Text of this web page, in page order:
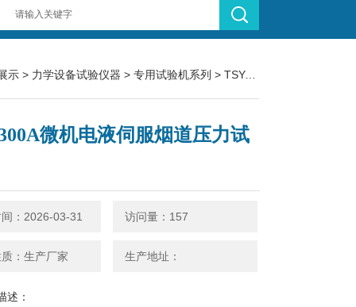
示 > 力学设备试验仪器 > 专用试验机系列 > TSY-300A微机电液伺服烟道压力试验机
微机电液伺服烟道压力试
：2026-03-31 访问量：157
：生产厂家 生产地址：
述：